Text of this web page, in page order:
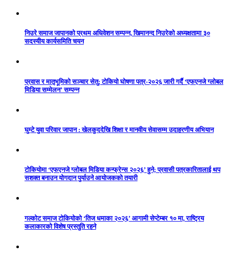
निउरे समाज जापानको प्रथम अधिवेशन सम्पन्न, खिमानन्द निउरेको अध्यक्षतामा ३०
सदस्यीय कार्यसमिति चयन
प्रवास र मातृभूमिको सञ्चार सेतु: टोकियो घोषणा पत्र-२०२६ जारी गर्दै ‘एफएनजे ग्लोबल
मिडिया सम्मेलन’ सम्पन्न
घुम्टे युवा परिवार जापान : खेलकुददेखि शिक्षा र मानवीय सेवासम्म उदाहरणीय अभियान
टोकियोमा ‘एफएनजे ग्लोबल मिडिया कन्फ्रेन्स २०२६’ हुने; प्रवासी पत्रकारितालाई थप
सशक्त बनाउन योगदान पुर्याउने आयोजकको तयारी
गल्कोट समाज टोकियोको ‘तिज धमाका २०२६’ आगामी सेप्टेम्बर १० मा, राष्ट्रिय
कलाकारको विशेष प्रस्तुति रहने